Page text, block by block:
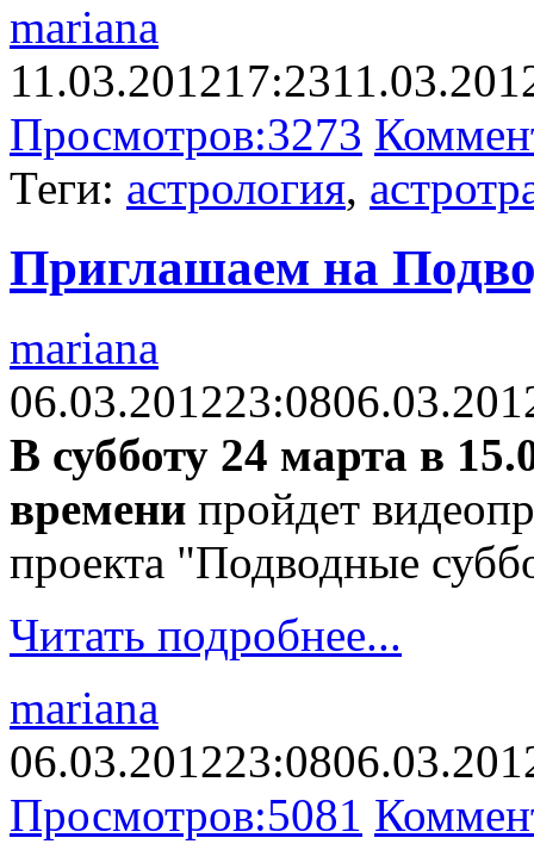
mariana
11.03.201217:23
Просмотров:3273
Теги: астрология,
Приглашаем на
mariana
06.03.201223:08
В субботу 24 марта в
времени пройдет
проекта "Подводные
Читать подробнее...
mariana
06.03.201223:08
Просмотров:5081